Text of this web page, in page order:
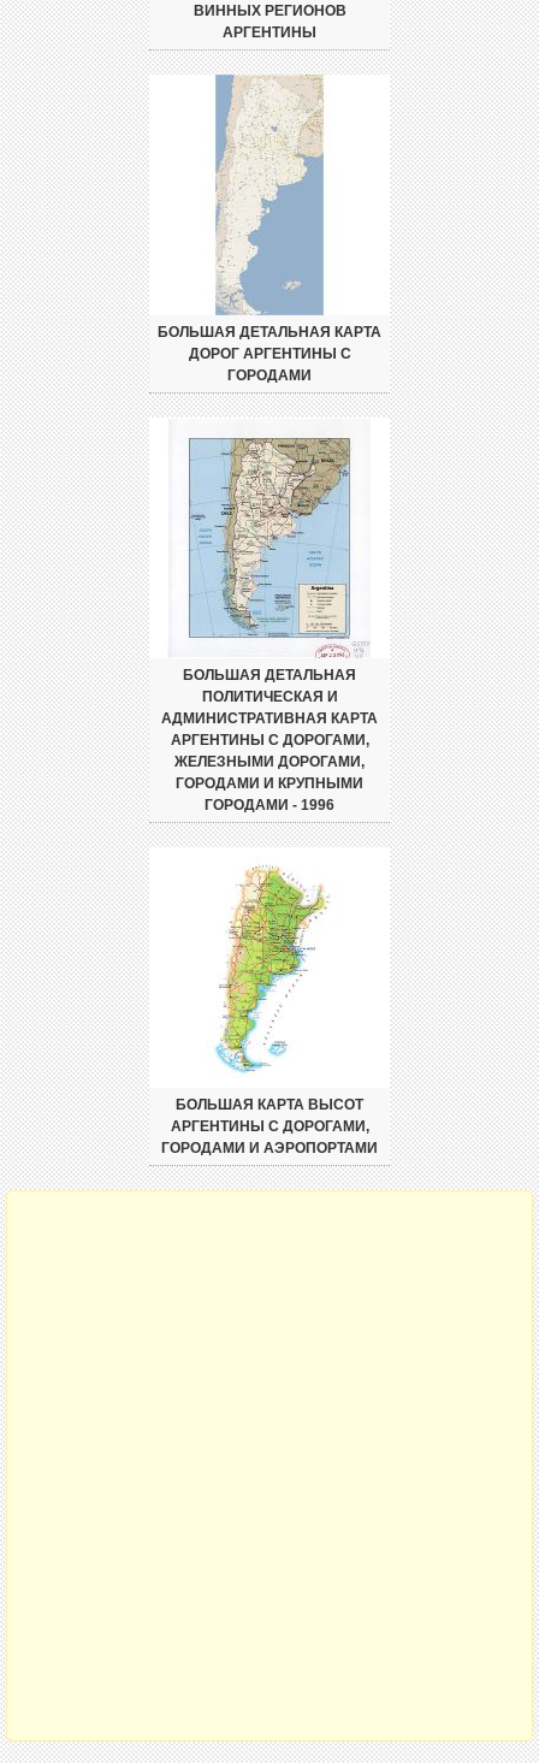
ВИННЫХ РЕГИОНОВ
АРГЕНТИНЫ
БОЛЬШАЯ ДЕТАЛЬНАЯ КАРТА
ДОРОГ АРГЕНТИНЫ С
ГОРОДАМИ
БОЛЬШАЯ ДЕТАЛЬНАЯ
ПОЛИТИЧЕСКАЯ И
АДМИНИСТРАТИВНАЯ КАРТА
АРГЕНТИНЫ С ДОРОГАМИ,
ЖЕЛЕЗНЫМИ ДОРОГАМИ,
ГОРОДАМИ И КРУПНЫМИ
ГОРОДАМИ - 1996
БОЛЬШАЯ КАРТА ВЫСОТ
АРГЕНТИНЫ С ДОРОГАМИ,
ГОРОДАМИ И АЭРОПОРТАМИ